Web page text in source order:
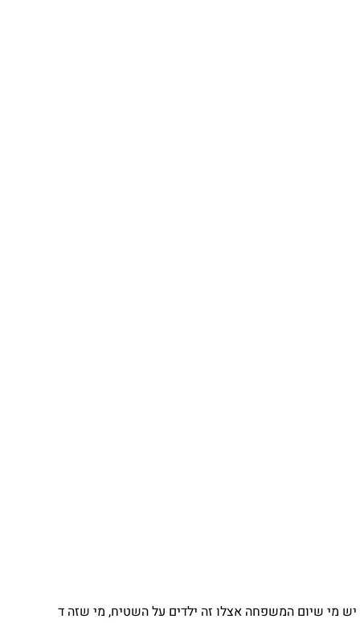
יש מי שיום המשפחה אצלו זה ילדים על השטיח, מי שזה ד